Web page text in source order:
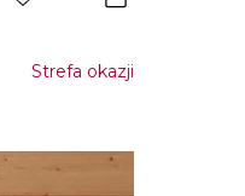
Strefa okazji